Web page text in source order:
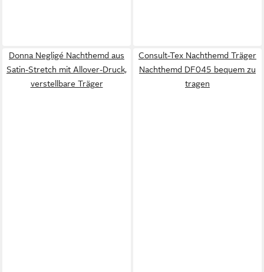
Donna Negligé Nachthemd aus
Satin-Stretch mit Allover-Druck,
verstellbare Träger
Consult-Tex Nachthemd Träger
Nachthemd DF045 bequem zu
tragen